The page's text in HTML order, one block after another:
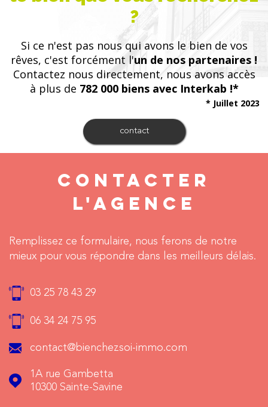
?
Si ce n'est pas nous qui avons le bien de vos
rêves, c'est forcément l'un de nos partenaires !
Contactez nous directement, nous avons accès
à plus de 782 000 biens avec Interkab !*
contact
* Juillet 2023
CONTACTER
L'AGENCE
Remplissez ce formulaire, nous ferons de notre
mieux pour vous répondre dans les meilleurs délais.
03 25 78 43 29
06 34 24 75 95
contact@bienchezsoi-immo.com
1A rue Gambetta
10300 Sainte-Savine